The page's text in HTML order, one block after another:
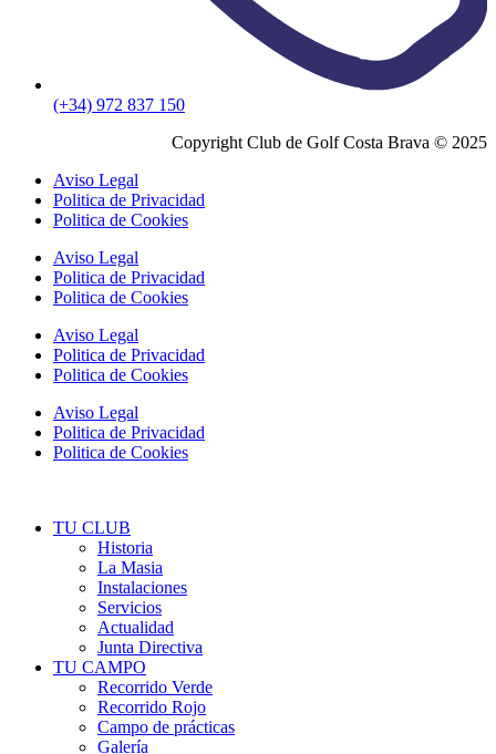
(+34) 972 837 150
Copyright Club de Golf Costa Brava © 2025
Aviso Legal
Politica de Privacidad
Politica de Cookies
Aviso Legal
Politica de Privacidad
Politica de Cookies
Aviso Legal
Politica de Privacidad
Politica de Cookies
Aviso Legal
Politica de Privacidad
Politica de Cookies
TU CLUB
Historia
La Masia
Instalaciones
Servicios
Actualidad
Junta Directiva
TU CAMPO
Recorrido Verde
Recorrido Rojo
Campo de prácticas
Galería